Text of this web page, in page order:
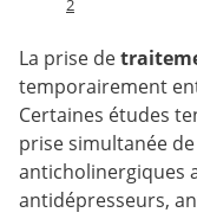
2
La prise de
temporairement
Certaines études
prise simultanée
anticholinergiques
antidépresseurs,